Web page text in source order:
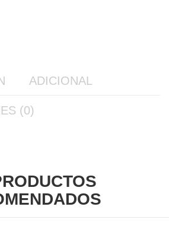
ADICIONAL
(0)